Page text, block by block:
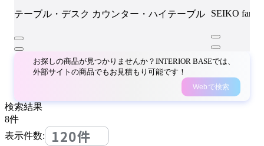
テーブル・デスク カウンター・ハイテーブル SEIKO
お探しの商品が見つかりませんか？INTERIOR BASEでは、
外部サイトの商品でもお見積もり可能です！
Webで検索
検索結果
8件
表示件数:
120件